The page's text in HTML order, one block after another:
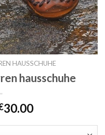
HAUSSCHUHE
hausschuhe
30.00